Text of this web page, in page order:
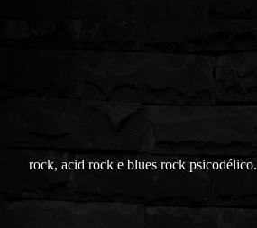
rock, acid rock e blues rock psicodélico.